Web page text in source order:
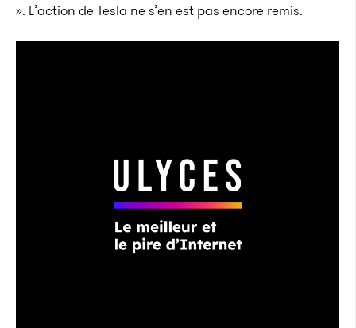
». L’action de Tesla ne s’en est pas encore remis.